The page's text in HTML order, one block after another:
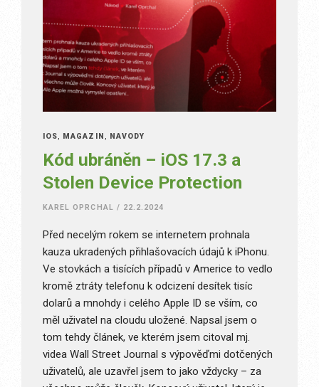
IOS, MAGAZÍN , NÁVODY
Kód ubráněn – iOS 17.3 a
Stolen Device Protection
KAREL OPRCHAL / 22.2.2024
Před necelým rokem se internetem prohnala
kauza ukradených přihlašovacích údajů k iPhonu.
Ve stovkách a tisících případů v Americe to vedlo
kromě ztráty telefonu k odcizení desítek tisíc
dolarů a mnohdy i celého Apple ID se vším, co
měl uživatel na cloudu uložené. Napsal jsem o
tom tehdy článek, ve kterém jsem citoval mj.
videa Wall Street Journal s výpověďmi dotčených
uživatelů, ale uzavřel jsem to jako vždycky – za